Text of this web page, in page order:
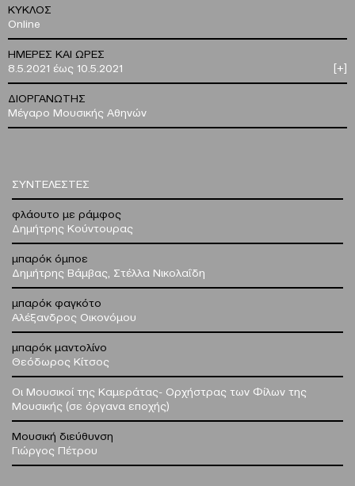
ΚΥΚΛΟΣ
Online
ΗΜΕΡΕΣ ΚΑΙ ΩΡΕΣ
8.5.2021 έως 10.5.2021
[+]
ΔΙΟΡΓΑΝΩΤΗΣ
Μέγαρο Μουσικής Αθηνών
ΣΥΝΤΕΛΕΣΤΕΣ
φλάουτο με ράμφος
Δημήτρης Κούντουρας
μπαρόκ όμποε
Δημήτρης Βάμβας, Στέλλα Νικολαΐδη
μπαρόκ φαγκότο
Αλέξανδρος Οικονόμου
μπαρόκ μαντολίνο
Θεόδωρος Κίτσος
Οι Μουσικοί της Καμεράτας- Ορχήστρας των Φίλων της
Μουσικής (σε όργανα εποχής)
Μουσική διεύθυνση
Γιώργος Πέτρου